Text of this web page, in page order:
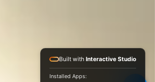
Built with Interactive Studio
Installed Apps: